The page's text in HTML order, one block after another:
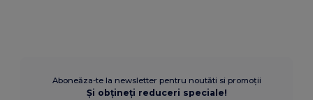
Aboneăza-te la newsletter pentru noutăti si promoții
Și obțineți reduceri speciale!